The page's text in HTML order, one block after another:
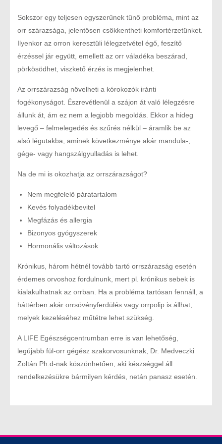
Sokszor egy teljesen egyszerűnek tűnő probléma, mint az
orr szárazsága, jelentősen csökkentheti komfortérzetünket.
Ilyenkor az orron keresztüli lélegzetvétel égő, feszítő
érzéssel jár együtt, emellett az orr váladéka beszárad,
pörkösödhet, viszkető érzés is megjelenhet.
Az orrszárazság növelheti a kórokozók iránti
fogékonyságot. Észrevétlenül a szájon át való lélegzésre
állunk át, ám ez nem a legjobb megoldás. Ekkor a hideg
levegő – felmelegedés és szűrés nélkül – áramlik be az
alsó légutakba, aminek következménye akár mandula-,
gége- vagy hangszálgyulladás is lehet.
Na de mi is okozhatja az orrszárazságot?
Nem megfelelő páratartalom
Kevés folyadékbevitel
Megfázás és allergia
Bizonyos gyógyszerek
Hormonális változások
Krónikus, három hétnél tovább tartó orrszárazság esetén
érdemes orvoshoz fordulnunk, mert pl. krónikus sebek is
kialakulhatnak az orrban. Ha a probléma tartósan fennáll, a
háttérben akár orrsövényferdülés vagy orrpolip is állhat,
melyek kezeléséhez műtétre lehet szükség.
A LIFE Egészségcentrumban erre is van lehetőség,
legújabb fül-orr gégész szakorvosunknak, Dr. Medveczki
Zoltán Ph.d-nak köszönhetően, aki készséggel áll
rendelkezésükre bármilyen kérdés, netán panasz esetén.